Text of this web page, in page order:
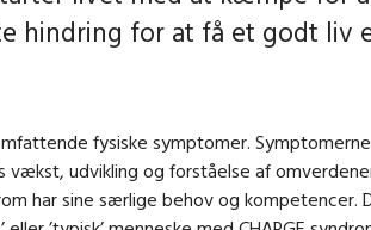
hindring for at få et godt liv
fysiske symptomer.
udvikling og forståelse af
har sine særlige behov og kompetencer.